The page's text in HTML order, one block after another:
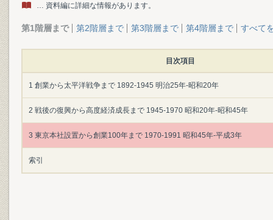
… 資料編に詳細な情報があります。
第1階層まで 第2階層まで 第3階層まで 第4階層まで すべて
目次項目
1 創業から太平洋戦争まで 1892-1945 明治25年-昭和20年
2 戦後の復興から高度経済成長まで 1945-1970 昭和20年-昭和45年
3 東京本社設置から創業100年まで 1970-1991 昭和45年-平成3年
索引